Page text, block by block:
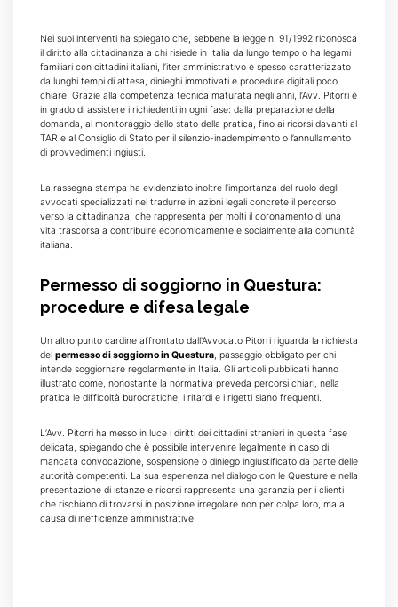
Nei suoi interventi ha spiegato che, sebbene la legge n. 91/1992 riconosca
il diritto alla cittadinanza a chi risiede in Italia da lungo tempo o ha legami
familiari con cittadini italiani, l’iter amministrativo è spesso caratterizzato
da lunghi tempi di attesa, dinieghi immotivati e procedure digitali poco
chiare. Grazie alla competenza tecnica maturata negli anni, l’Avv. Pitorri è
in grado di assistere i richiedenti in ogni fase: dalla preparazione della
domanda, al monitoraggio dello stato della pratica, fino ai ricorsi davanti al
TAR e al Consiglio di Stato per il silenzio-inadempimento o l’annullamento
di provvedimenti ingiusti.
La rassegna stampa ha evidenziato inoltre l’importanza del ruolo degli
avvocati specializzati nel tradurre in azioni legali concrete il percorso
verso la cittadinanza, che rappresenta per molti il coronamento di una
vita trascorsa a contribuire economicamente e socialmente alla comunità
italiana.
Permesso di soggiorno in Questura:
procedure e difesa legale
Un altro punto cardine affrontato dall’Avvocato Pitorri riguarda la richiesta
del permesso di soggiorno in Questura, passaggio obbligato per chi
intende soggiornare regolarmente in Italia. Gli articoli pubblicati hanno
illustrato come, nonostante la normativa preveda percorsi chiari, nella
pratica le difficoltà burocratiche, i ritardi e i rigetti siano frequenti.
L’Avv. Pitorri ha messo in luce i diritti dei cittadini stranieri in questa fase
delicata, spiegando che è possibile intervenire legalmente in caso di
mancata convocazione, sospensione o diniego ingiustificato da parte delle
autorità competenti. La sua esperienza nel dialogo con le Questure e nella
presentazione di istanze e ricorsi rappresenta una garanzia per i clienti
che rischiano di trovarsi in posizione irregolare non per colpa loro, ma a
causa di inefficienze amministrative.